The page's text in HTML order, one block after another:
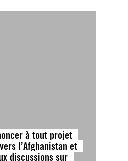
à tout projet
l’Afghanistan et
discussions sur